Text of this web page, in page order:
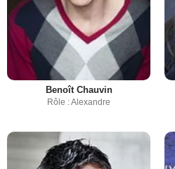
Benoît Chauvin
Rôle : Alexandre